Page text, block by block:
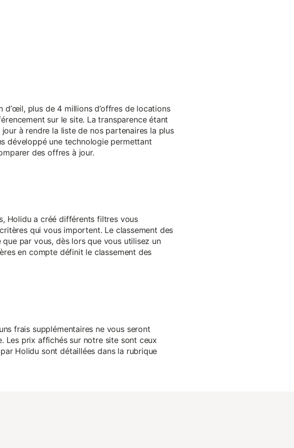
plus de 4 millions d’offres de locations
sur le site. La transparence étant
à rendre la liste de nos partenaires la plus
développé une technologie permettant
des offres à jour.
Holidu a créé différents filtres vous
qui vous importent. Le classement des
par vous, dès lors que vous utilisez un
en compte définit le classement des
frais supplémentaires ne vous seront
Les prix affichés sur notre site sont ceux
Holidu sont détaillées dans la rubrique